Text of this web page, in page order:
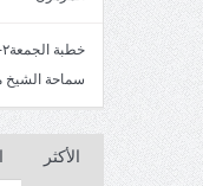
سماحة
الأكثر